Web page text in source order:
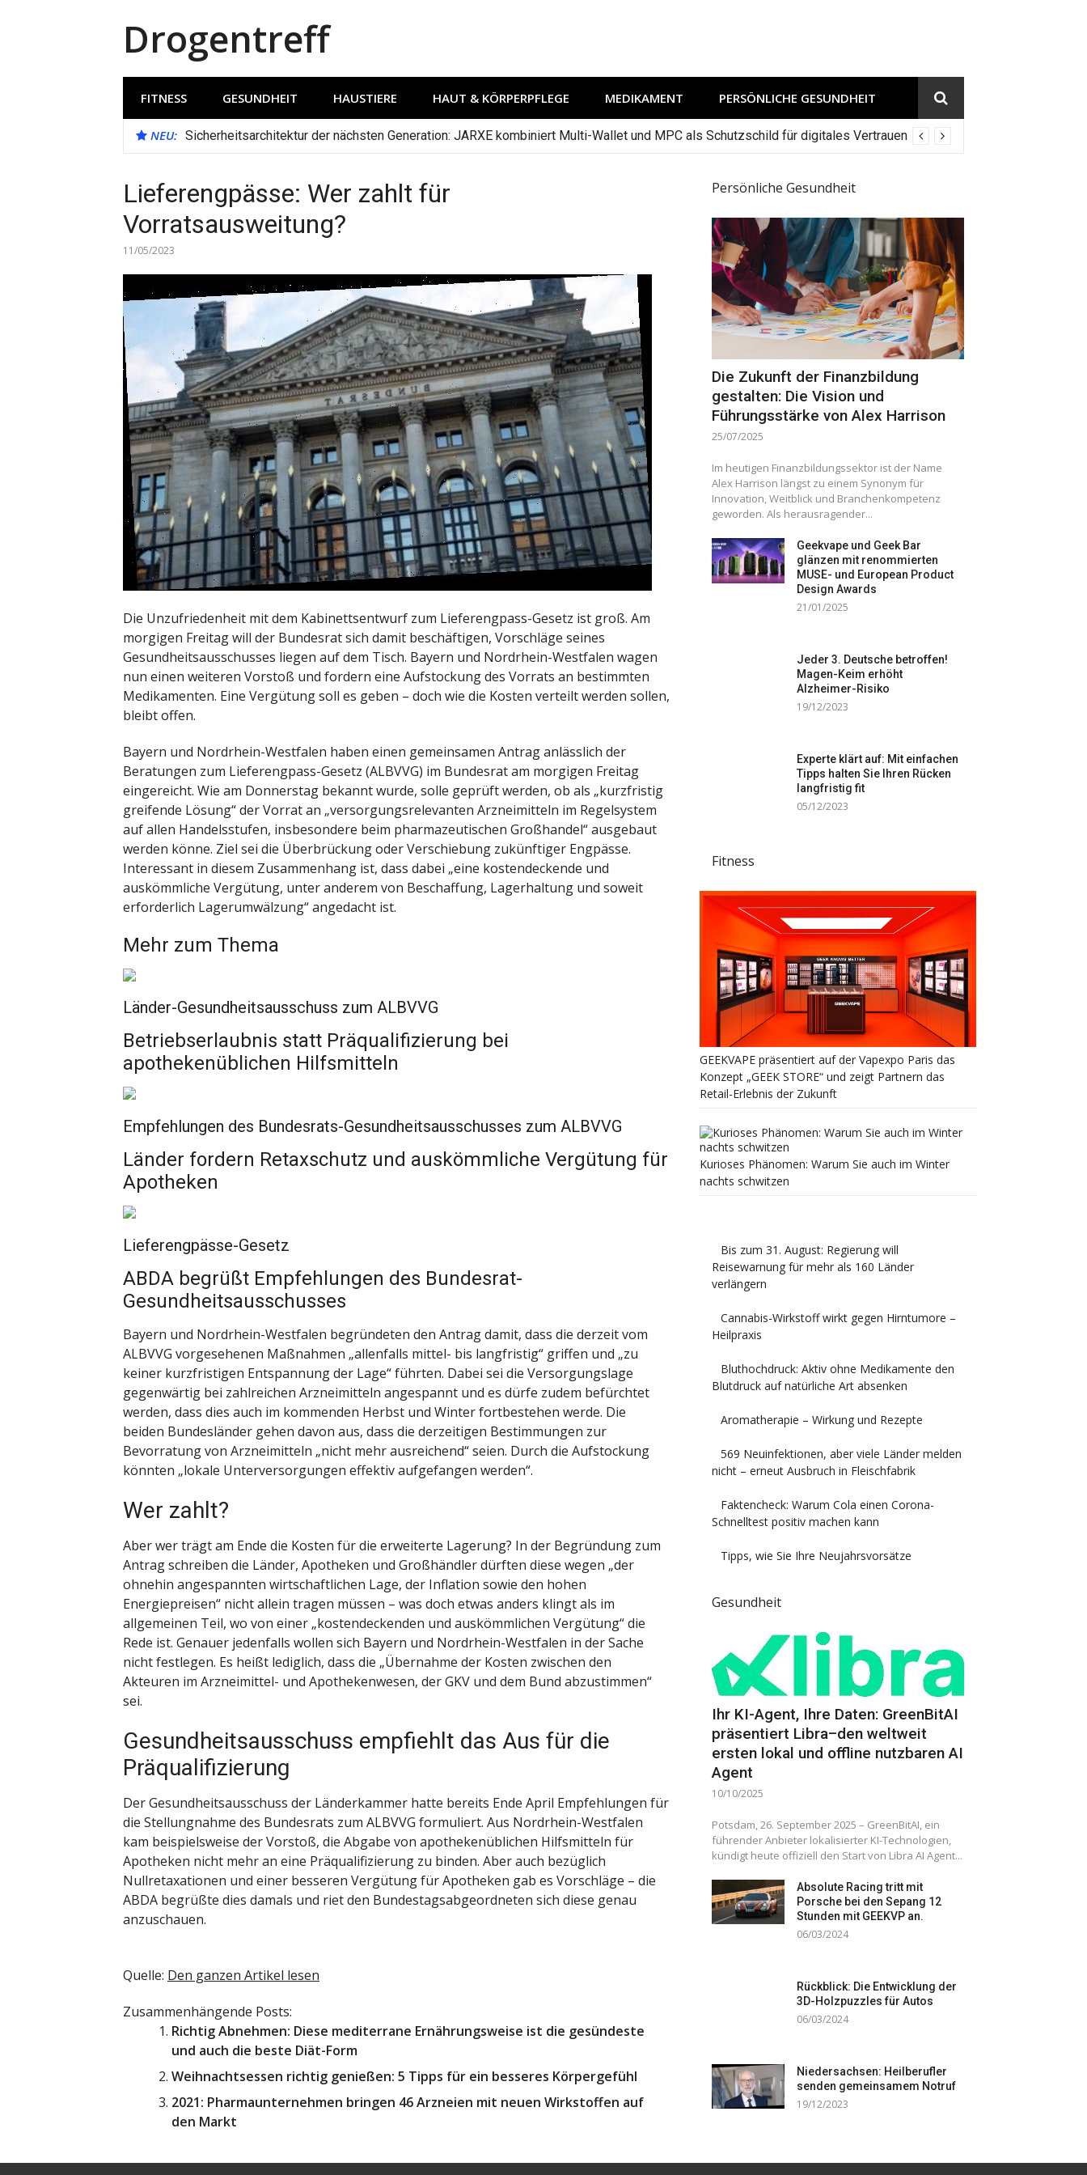
Drogentreff
FITNESS GESUNDHEIT HAUSTIERE HAUT & KÖRPERPFLEGE MEDIKAMENT PERSÖNLICHE GESUNDHEIT
NEU: Sicherheitsarchitektur der nächsten Generation: JARXE kombiniert Multi-Wallet und MPC als Schutzschild für digitales Vertrauen
Lieferengpässe: Wer zahlt für
Vorratsausweitung?
11/05/2023
Die Unzufriedenheit mit dem Kabinettsentwurf zum Lieferengpass-Gesetz ist groß. Am
morgigen Freitag will der Bundesrat sich damit beschäftigen, Vorschläge seines
Gesundheitsausschusses liegen auf dem Tisch. Bayern und Nordrhein-Westfalen wagen
nun einen weiteren Vorstoß und fordern eine Aufstockung des Vorrats an bestimmten
Medikamenten. Eine Vergütung soll es geben – doch wie die Kosten verteilt werden sollen,
bleibt offen.
Bayern und Nordrhein-Westfalen haben einen gemeinsamen Antrag anlässlich der
Beratungen zum Lieferengpass-Gesetz (ALBVVG) im Bundesrat am morgigen Freitag
eingereicht. Wie am Donnerstag bekannt wurde, solle geprüft werden, ob als „kurzfristig
greifende Lösung“ der Vorrat an „versorgungsrelevanten Arzneimitteln im Regelsystem
auf allen Handelsstufen, insbesondere beim pharmazeutischen Großhandel“ ausgebaut
werden könne. Ziel sei die Überbrückung oder Verschiebung zukünftiger Engpässe.
Interessant in diesem Zusammenhang ist, dass dabei „eine kostendeckende und
auskömmliche Vergütung, unter anderem von Beschaffung, Lagerhaltung und soweit
erforderlich Lagerumwälzung“ angedacht ist.
Mehr zum Thema
Länder-Gesundheitsausschuss zum ALBVVG
Betriebserlaubnis statt Präqualifizierung bei
apothekenüblichen Hilfsmitteln
Empfehlungen des Bundesrats-Gesundheitsausschusses zum ALBVVG
Länder fordern Retaxschutz und auskömmliche Vergütung für
Apotheken
Lieferengpässe-Gesetz
ABDA begrüßt Empfehlungen des Bundesrat-
Gesundheitsausschusses
Bayern und Nordrhein-Westfalen begründeten den Antrag damit, dass die derzeit vom
ALBVVG vorgesehenen Maßnahmen „allenfalls mittel- bis langfristig“ griffen und „zu
keiner kurzfristigen Entspannung der Lage“ führten. Dabei sei die Versorgungslage
gegenwärtig bei zahlreichen Arzneimitteln angespannt und es dürfe zudem befürchtet
werden, dass dies auch im kommenden Herbst und Winter fortbestehen werde. Die
beiden Bundesländer gehen davon aus, dass die derzeitigen Bestimmungen zur
Bevorratung von Arzneimitteln „nicht mehr ausreichend“ seien. Durch die Aufstockung
könnten „lokale Unterversorgungen effektiv aufgefangen werden“.
Wer zahlt?
Aber wer trägt am Ende die Kosten für die erweiterte Lagerung? In der Begründung zum
Antrag schreiben die Länder, Apotheken und Großhändler dürften diese wegen „der
ohnehin angespannten wirtschaftlichen Lage, der Inflation sowie den hohen
Energiepreisen“ nicht allein tragen müssen – was doch etwas anders klingt als im
allgemeinen Teil, wo von einer „kostendeckenden und auskömmlichen Vergütung“ die
Rede ist. Genauer jedenfalls wollen sich Bayern und Nordrhein-Westfalen in der Sache
nicht festlegen. Es heißt lediglich, dass die „Übernahme der Kosten zwischen den
Akteuren im Arzneimittel- und Apothekenwesen, der GKV und dem Bund abzustimmen“
sei.
Gesundheitsausschuss empfiehlt das Aus für die
Präqualifizierung
Der Gesundheitsausschuss der Länderkammer hatte bereits Ende April Empfehlungen für
die Stellungnahme des Bundesrats zum ALBVVG formuliert. Aus Nordrhein-Westfalen
kam beispielsweise der Vorstoß, die Abgabe von apothekenüblichen Hilfsmitteln für
Apotheken nicht mehr an eine Präqualifizierung zu binden. Aber auch bezüglich
Nullretaxationen und einer besseren Vergütung für Apotheken gab es Vorschläge – die
ABDA begrüßte dies damals und riet den Bundestagsabgeordneten sich diese genau
anzuschauen.
Quelle: Den ganzen Artikel lesen
Zusammenhängende Posts:
Richtig Abnehmen: Diese mediterrane Ernährungsweise ist die gesündeste
und auch die beste Diät-Form
Weihnachtsessen richtig genießen: 5 Tipps für ein besseres Körpergefühl
2021: Pharmaunternehmen bringen 46 Arzneien mit neuen Wirkstoffen auf
den Markt
Persönliche Gesundheit
Die Zukunft der Finanzbildung
gestalten: Die Vision und
Führungsstärke von Alex Harrison
25/07/2025
Im heutigen Finanzbildungssektor ist der Name
Alex Harrison längst zu einem Synonym für
Innovation, Weitblick und Branchenkompetenz
geworden. Als herausragender...
Geekvape und Geek Bar
glänzen mit renommierten
MUSE- und European Product
Design Awards
21/01/2025
Jeder 3. Deutsche betroffen!
Magen-Keim erhöht
Alzheimer-Risiko
19/12/2023
Experte klärt auf: Mit einfachen
Tipps halten Sie Ihren Rücken
langfristig fit
05/12/2023
Fitness
GEEKVAPE präsentiert auf der Vapexpo Paris das
Konzept „GEEK STORE“ und zeigt Partnern das
Retail-Erlebnis der Zukunft
Kurioses Phänomen: Warum Sie auch im Winter
nachts schwitzen
Bis zum 31. August: Regierung will
Reisewarnung für mehr als 160 Länder
verlängern
Cannabis-Wirkstoff wirkt gegen Hirntumore –
Heilpraxis
Bluthochdruck: Aktiv ohne Medikamente den
Blutdruck auf natürliche Art absenken
Aromatherapie – Wirkung und Rezepte
569 Neuinfektionen, aber viele Länder melden
nicht – erneut Ausbruch in Fleischfabrik
Faktencheck: Warum Cola einen Corona-
Schnelltest positiv machen kann
Tipps, wie Sie Ihre Neujahrsvorsätze
Gesundheit
Ihr KI-Agent, Ihre Daten: GreenBitAI
präsentiert Libra–den weltweit
ersten lokal und offline nutzbaren AI
Agent
10/10/2025
Potsdam, 26. September 2025 – GreenBitAI, ein
führender Anbieter lokalisierter KI-Technologien,
kündigt heute offiziell den Start von Libra AI Agent...
Absolute Racing tritt mit
Porsche bei den Sepang 12
Stunden mit GEEKVP an.
06/03/2024
Rückblick: Die Entwicklung der
3D-Holzpuzzles für Autos
06/03/2024
Niedersachsen: Heilberufler
senden gemeinsamem Notruf
19/12/2023